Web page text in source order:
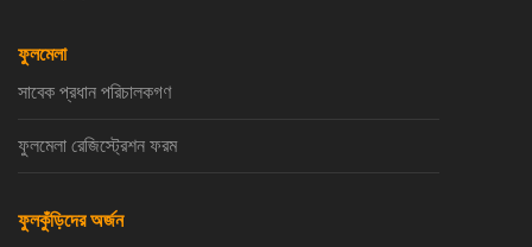
ফুলমেলা
সাবেক প্রধান পরিচালকগণ
ফুলমেলা রেজিস্ট্রেশন ফরম
ফুলকুঁড়িদের অর্জন